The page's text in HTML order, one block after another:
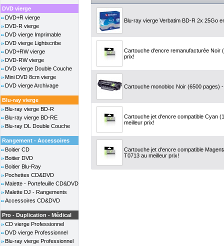
DVD vierge
DVD+R vierge
DVD-R vierge
DVD vierge Imprimable
DVD vierge Lightscribe
DVD+RW vierge
DVD-RW vierge
DVD vierge Double Couche
Mini DVD 8cm vierge
DVD vierge Archivage
Blu-ray vierge
Blu-ray vierge BD-R
Blu-ray vierge BD-RE
Blu-ray DL Double Couche
Rangement - Accessoires
Boitier CD
Boitier DVD
Boitier Blu-Ray
Pochettes CD&DVD
Malette - Portefeuille CD&DVD
Malette DJ - Rangements
Accessoires CD&DVD
Pro - Duplication - Médical
CD vierge Professionnel
DVD vierge Professionnel
Blu-ray vierge Professionnel
Blu-ray vierge Verbatim BD-R 2x 25Go
Cartouche d'encre remanufacturée Noir
prix!
Cartouche monobloc Noir (6500 pages)
Cartouche jet d'encre compatible Cyan
meilleur prix!
Cartouche jet d'encre compatible
T0713 au meilleur prix!